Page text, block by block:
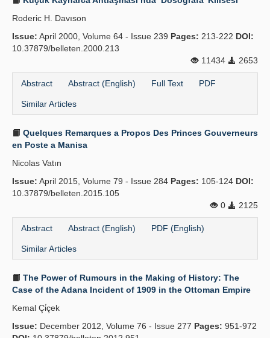
Roderic H. Davıson
Issue: April 2000, Volume 64 - Issue 239 Pages: 213-222 DOI:
10.37879/belleten.2000.213
11434
2653
Abstract Abstract (English) Full Text PDF
Similar Articles
Quelques Remarques a Propos Des Princes Gouverneurs
en Poste a Manisa
Nicolas Vatın
Issue: April 2015, Volume 79 - Issue 284 Pages: 105-124 DOI:
10.37879/belleten.2015.105
0
2125
Abstract Abstract (English) PDF (English)
Similar Articles
The Power of Rumours in the Making of History: The
Case of the Adana Incident of 1909 in the Ottoman Empire
Kemal Çi̇çek
Issue: December 2012, Volume 76 - Issue 277 Pages: 951-972